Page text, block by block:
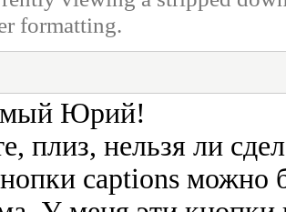
formatting.
Юрий!
плиз, нельзя ли
captions можно